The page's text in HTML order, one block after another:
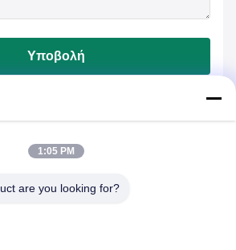
Υποβολή
1:05 PM
are you looking for?